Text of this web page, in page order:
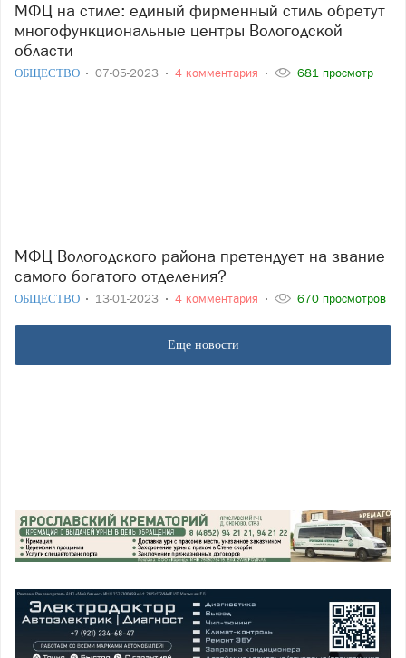
МФЦ на стиле: единый фирменный стиль обретут
многофункциональные центры Вологодской
области
ОБЩЕСТВО 07-05-2023 4 комментария 681 просмотр
МФЦ Вологодского района претендует на звание
самого богатого отделения?
ОБЩЕСТВО 13-01-2023 4 комментария 670 просмотров
Еще новости